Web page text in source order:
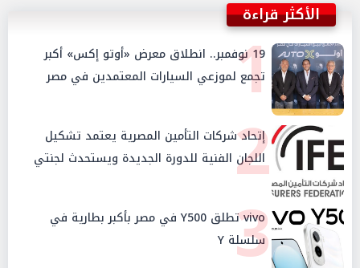
الأكثر قراءة
119 نوفمبر.. انطلاق معرض «أوتو إكس» أكبر
تجمع لموزعي السيارات المعتمدين في مصر
2
إتحاد شركات التأمين المصرية يعتمد تشكيل
اللجان الفنية للدورة الجديدة ويستحدث لجنتي
الأمن السيبراني والإستثمار والإدخار
3
vivo تطلق Y500 في مصر بأكبر بطارية في
سلسلة Y